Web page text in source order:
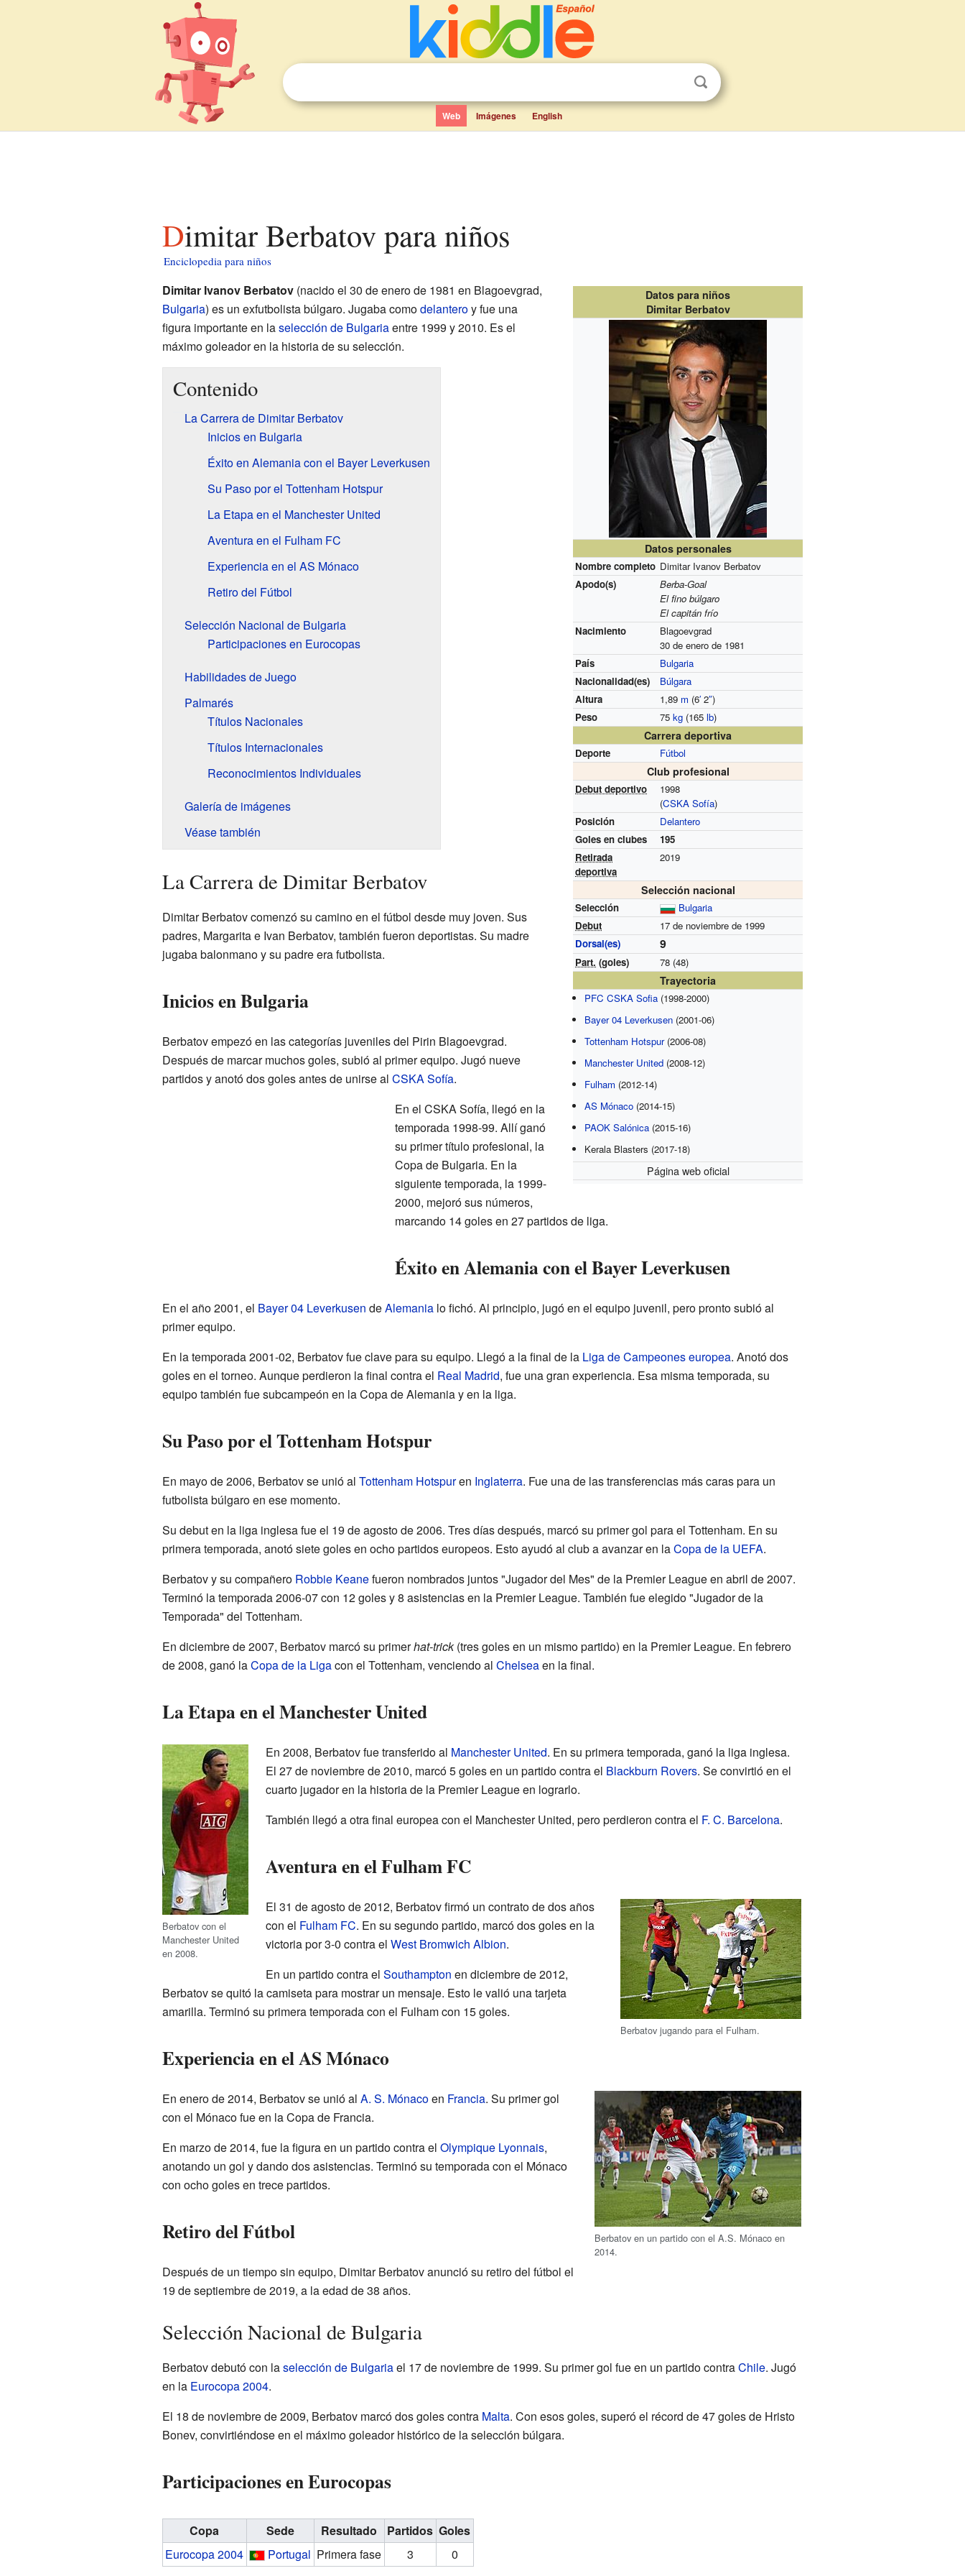
Web Imágenes English
Dimitar Berbatov para niños
Enciclopedia para niños
Datos para niños
Dimitar Berbatov
Datos personales
Nombre completo Dimitar Ivanov Berbatov
Apodo(s)
Berba-Goal
El fino búlgaro
El capitán frío
Nacimiento
Blagoevgrad
30 de enero de 1981
País
Bulgaria
Nacionalidad(es)
Búlgara
Altura
1,89 m (6′ 2″)
Peso
75kg (165lb)
Carrera deportiva
Deporte Fútbol
Club profesional
Debut deportivo
1998
(CSKA Sofía)
Posición
Delantero
Goles en clubes
195
Retirada
deportiva
2019
Selección nacional
Selección
Bulgaria
Debut
17 de noviembre de 1999
Dorsal(es)
9
Part. (goles) 78 (48)
Trayectoria
PFC CSKA Sofia (1998-2000)
Bayer 04 Leverkusen (2001-06)
Tottenham Hotspur(2006-08)
Manchester United (2008-12)
Fulham (2012-14)
AS Mónaco (2014-15)
PAOK Salónica (2015-16)
Kerala Blasters (2017-18)
Página web oficial
Dimitar Ivanov Berbatov(nacido el 30 de enero de 1981 en Blagoevgrad,
Bulgaria) es un exfutbolista búlgaro. Jugaba comodelanteroy fue una
figura importante en laselección de Bulgariaentre 1999 y 2010. Es el
máximo goleador en la historia de su selección.
Contenido
La Carrera de Dimitar Berbatov
Inicios en Bulgaria
Éxito en Alemania con el Bayer Leverkusen
Su Paso por el Tottenham Hotspur
La Etapa en el Manchester United
Aventura en el Fulham FC
Experiencia en el AS Mónaco
Retiro del Fútbol
Selección Nacional de Bulgaria
Participaciones en Eurocopas
Habilidades de Juego
Palmarés
Títulos Nacionales
Títulos Internacionales
Reconocimientos Individuales
Galería de imágenes
Véase también
La Carrera de Dimitar Berbatov
Dimitar Berbatov comenzó su camino en el fútbol desde muy joven. Sus
padres, Margarita e Ivan Berbatov, también fueron deportistas. Su madre
jugaba balonmano y su padre era futbolista.
Inicios en Bulgaria
Berbatov empezó en las categorías juveniles del Pirin Blagoevgrad.
Después de marcar muchos goles, subió al primer equipo. Jugó nueve
partidos y anotó dos goles antes de unirse al CSKA Sofía.
En el CSKA Sofía, llegó en la
temporada 1998-99. Allí ganó
su primer título profesional, la
Copa de Bulgaria. En la
siguiente temporada, la 1999-
2000, mejoró sus números,
marcando 14 goles en 27 partidos de liga.
Éxito en Alemania con el Bayer Leverkusen
En el año 2001, el Bayer 04 Leverkusen deAlemanialo fichó. Al principio, jugó en el equipo juvenil, pero pronto subió al
primer equipo.
En la temporada 2001-02, Berbatov fue clave para su equipo. Llegó a la final de la Liga de Campeones europea. Anotó dos
goles en el torneo. Aunque perdieron la final contra el Real Madrid, fue una gran experiencia. Esa misma temporada, su
equipo también fue subcampeón en la Copa de Alemania y en la liga.
Su Paso por el Tottenham Hotspur
En mayo de 2006, Berbatov se unió al Tottenham Hotspuren Inglaterra. Fue una de las transferencias más caras para un
futbolista búlgaro en ese momento.
Su debut en la liga inglesa fue el 19 de agosto de 2006. Tres días después, marcó su primer gol para el Tottenham. En su
primera temporada, anotó siete goles en ocho partidos europeos. Esto ayudó al club a avanzar en laCopa de la UEFA.
Berbatov y su compañero Robbie Keanefueron nombrados juntos "Jugador del Mes" de la Premier League en abril de 2007.
Terminó la temporada 2006-07 con 12 goles y 8 asistencias en la Premier League. También fue elegido "Jugador de la
Temporada" del Tottenham.
En diciembre de 2007, Berbatov marcó su primerhat-trick(tres goles en un mismo partido) en la Premier League. En febrero
de 2008, ganó laCopa de la Ligacon el Tottenham, venciendo al Chelseaen la final.
La Etapa en el Manchester United
Berbatov con el
Manchester United
en 2008.
En 2008, Berbatov fue transferido al Manchester United. En su primera temporada, ganó la liga inglesa.
El 27 de noviembre de 2010, marcó 5 goles en un partido contra el Blackburn Rovers. Se convirtió en el
cuarto jugador en la historia de la Premier League en lograrlo.
También llegó a otra final europea con el Manchester United, pero perdieron contra el F. C. Barcelona.
Aventura en el Fulham FC
Berbatov jugando para el Fulham.
El 31 de agosto de 2012, Berbatov firmó un contrato de dos años
con el Fulham FC. En su segundo partido, marcó dos goles en la
victoria por 3-0 contra el West Bromwich Albion.
En un partido contra el Southampton en diciembre de 2012,
Berbatov se quitó la camiseta para mostrar un mensaje. Esto le valió una tarjeta
amarilla. Terminó su primera temporada con el Fulham con 15 goles.
Experiencia en el AS Mónaco
Berbatov en un partido con el A.S. Mónaco en
2014.
En enero de 2014, Berbatov se unió al A. S. Mónacoen Francia. Su primer gol
con el Mónaco fue en la Copa de Francia.
En marzo de 2014, fue la figura en un partido contra el Olympique Lyonnais,
anotando un gol y dando dos asistencias. Terminó su temporada con el Mónaco
con ocho goles en trece partidos.
Retiro del Fútbol
Después de un tiempo sin equipo, Dimitar Berbatov anunció su retiro del fútbol el
19 de septiembre de 2019, a la edad de 38 años.
Selección Nacional de Bulgaria
Berbatov debutó con laselección de Bulgariael 17 de noviembre de 1999. Su primer gol fue en un partido contraChile. Jugó
en la Eurocopa 2004.
El 18 de noviembre de 2009, Berbatov marcó dos goles contra Malta. Con esos goles, superó el récord de 47 goles de Hristo
Bonev, convirtiéndose en el máximo goleador histórico de la selección búlgara.
Participaciones en Eurocopas
Copa Sede Resultado Partidos Goles
Eurocopa 2004
Portugal Primera fase 3 0